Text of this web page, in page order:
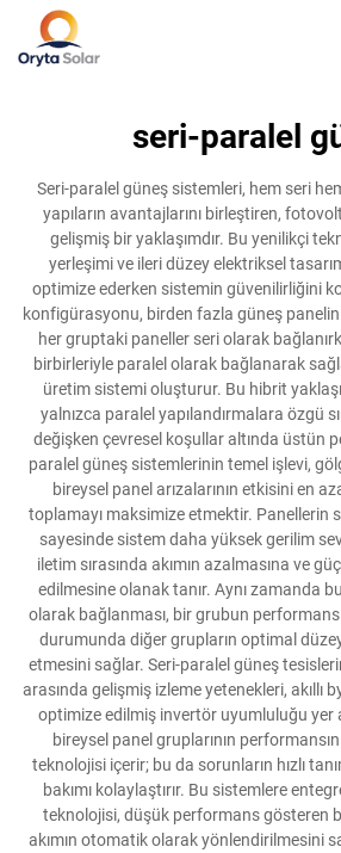
seri-paralel
Seri-paralel güneş sistemleri, hem seri
yapıların avantajlarını birleştiren,
gelişmiş bir yaklaşımdır. Bu yenilikçi
yerleşimi ve ileri düzey elektriksel
optimize ederken sistemin güvenilirliğini
konfigürasyonu, birden fazla güneş
her gruptaki paneller seri olarak
birbirleriyle paralel olarak bağlanarak
üretim sistemi oluşturur. Bu hibrit
yalnızca paralel yapılandırmalara özgü
değişken çevresel koşullar altında üstün
paralel güneş sistemlerinin temel işlevi,
bireysel panel arızalarının etkisini en
toplamayı maksimize etmektir. Panellerin
sayesinde sistem daha yüksek gerilim
iletim sırasında akımın azalmasına ve
edilmesine olanak tanır. Aynı zamanda
olarak bağlanması, bir grubun
durumunda diğer grupların optimal
etmesini sağlar. Seri-paralel güneş
arasında gelişmiş izleme yetenekleri, akıllı
optimize edilmiş invertör uyumluluğu yer
bireysel panel gruplarının
teknolojisi içerir; bu da sorunların hızlı
bakımı kolaylaştırır. Bu sistemlere
teknolojisi, düşük performans gösteren
akımın otomatik olarak yönlendirilmesini